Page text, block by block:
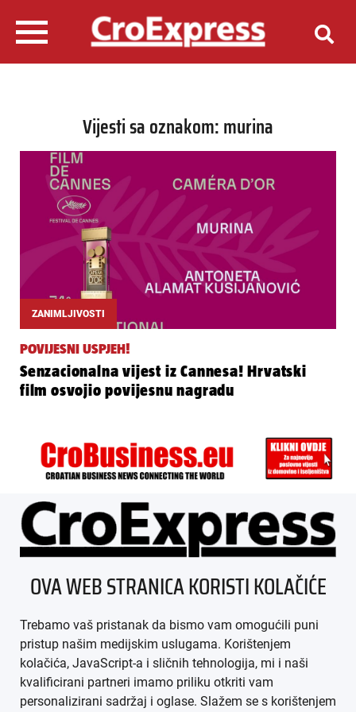
Vijesti sa oznakom: murina
ZANIMLJIVOSTI
POVIJESNI USPJEH!
Senzacionalna vijest iz Cannesa! Hrvatski
film osvojio povijesnu nagradu
ÜBER UNS
IMPRESSUM
AGB
DATENSCHUTZ
OVA WEB STRANICA KORISTI KOLAČIĆE
Trebamo vaš pristanak da bismo vam omogućili puni
pristup našim medijskim uslugama. Korištenjem
kolačića, JavaScript-a i sličnih tehnologija, mi i naši
kvalificirani partneri imamo priliku otkriti vam
personalizirani sadržaj i oglase. Slažem se s korištenjem